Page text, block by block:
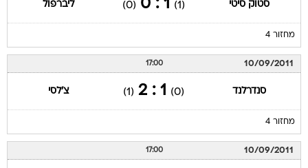
סטוק סיטי (1)
1 : 0
(0) ליברפול
מחזור 4
10/09/2011
17:00
סנדרלנד (0)
1 : 2
(1) צ'לסי
מחזור 4
10/09/2011
17:00